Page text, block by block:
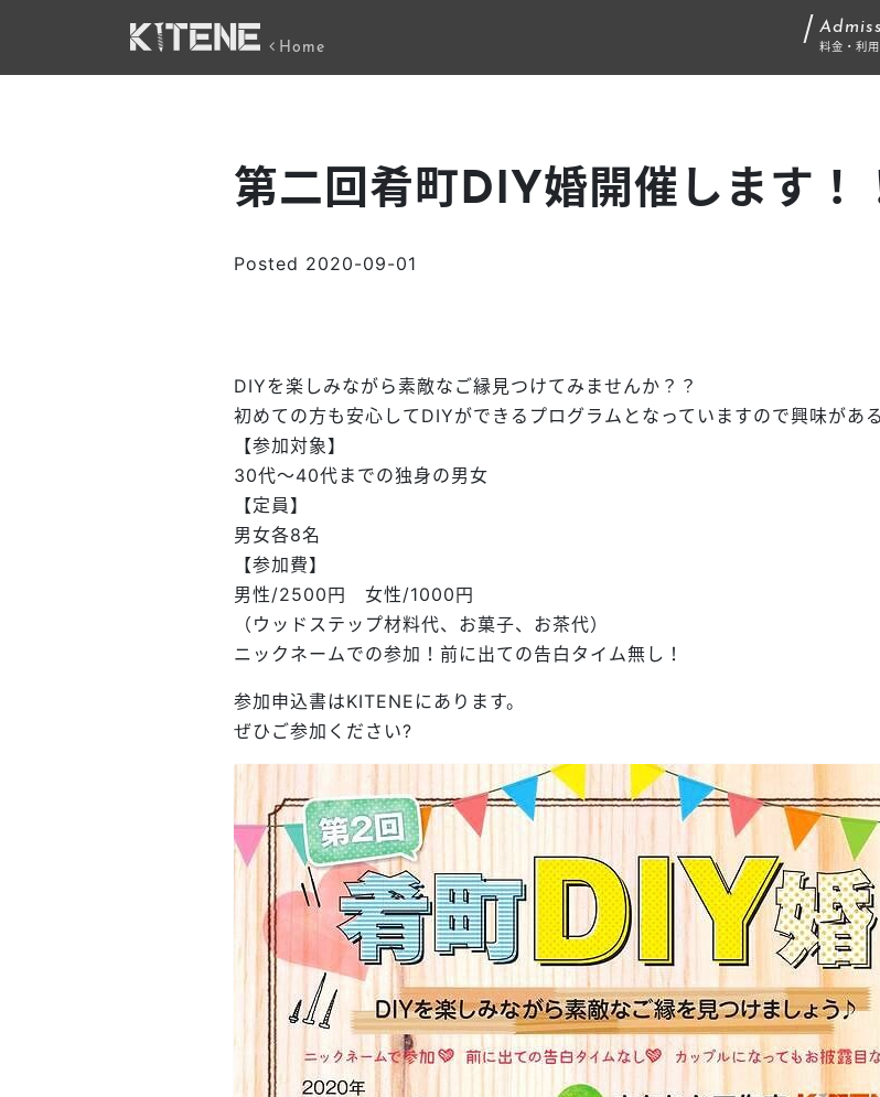
Home 料金・利
第二回肴町DIY婚開催します！
Posted 2020-09-01
DIYを楽しみながら素敵なご縁見つけてみませんか？？
初めての方も安心してDIYができるプログラムとなっていますので興味があ
【参加対象】
30代～40代までの独身の男女
【定員】
男女各8名
【参加費】
男性/2500円 女性/1000円
（ウッドステップ材料代、お菓子、お茶代）
ニックネームでの参加！前に出ての告白タイム無し！
参加申込書はKITENEにあります。
ぜひご参加ください?